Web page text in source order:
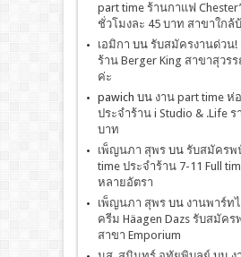
part time ร้านกาแฟ
ชั่วโมงละ 45 บาท สาขาใกล้
เอมิกา บน รับสมัครงานด่วน!
ร้าน Berger King สาขาสุว
ค่ะ
pawich บน งาน part time
ประจำร้าน i Studio & .Life
บาท
เพ็ญนภา สุพรบน รับสมัครพ
time ประจำร้าน 7-11 Full
หลายอัตรา
เพ็ญนภา สุพรบน งานพาร์ท
ครีม Häagen Dazs รับสมัค
สาขา Emporium